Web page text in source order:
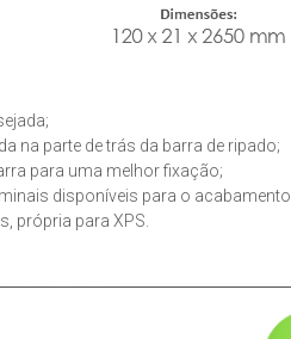
na parte de trás da barra de ripado;
para uma melhor fixação;
disponíveis para o acabamento.
própria para XPS.